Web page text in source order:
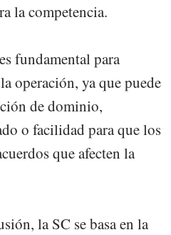
la competencia.
fundamental para
operación, ya que puede
de dominio,
o facilidad para que los
que afecten la
la SC se basa en la